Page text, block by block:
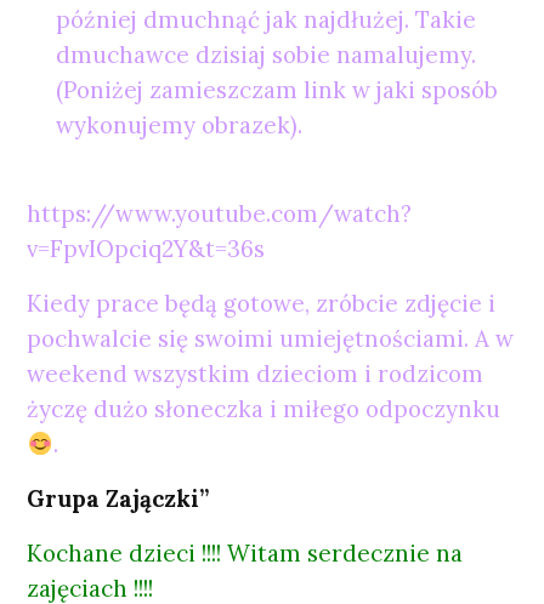
później dmuchnąć jak najdłużej. Takie
dmuchawce dzisiaj sobie namalujemy.
(Poniżej zamieszczam link w jaki sposób
wykonujemy obrazek).
https://www.youtube.com/watch?
v=FpvIOpciq2Y&t=36s
Kiedy prace będą gotowe, zróbcie zdjęcie i
pochwalcie się swoimi umiejętnościami. A w
weekend wszystkim dzieciom i rodzicom
życzę dużo słoneczka i miłego odpoczynku
.
Grupa Zajączki”
Kochane dzieci !!!! Witam serdecznie na
zajęciach !!!!